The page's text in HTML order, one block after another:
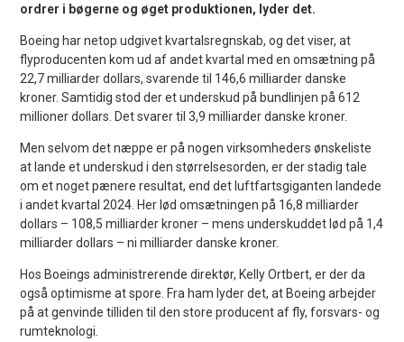
ordrer i bøgerne og øget produktionen, lyder det.
Boeing har netop udgivet kvartalsregnskab, og det viser, at
flyproducenten kom ud af andet kvartal med en omsætning på
22,7 milliarder dollars, svarende til 146,6 milliarder danske
kroner. Samtidig stod der et underskud på bundlinjen på 612
millioner dollars. Det svarer til 3,9 milliarder danske kroner.
Men selvom det næppe er på nogen virksomheders ønskeliste
at lande et underskud i den størrelsesorden, er der stadig tale
om et noget pænere resultat, end det luftfartsgiganten landede
i andet kvartal 2024. Her lød omsætningen på 16,8 milliarder
dollars – 108,5 milliarder kroner – mens underskuddet lød på 1,4
milliarder dollars – ni milliarder danske kroner.
Hos Boeings administrerende direktør, Kelly Ortbert, er der da
også optimisme at spore. Fra ham lyder det, at Boeing arbejder
på at genvinde tilliden til den store producent af fly, forsvars- og
rumteknologi.